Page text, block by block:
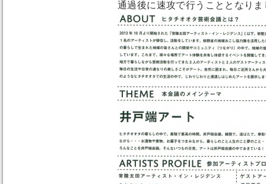
通過後に速攻で行うこととなりま